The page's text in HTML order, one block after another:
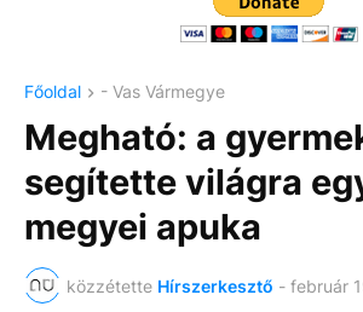
Főoldal - Vas Vármegye
Megható: a
segítette világra
megyei apuka
közzétette Hírszerkesztő - február